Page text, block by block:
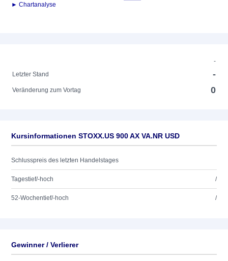
► Chartanalyse
-
Letzter Stand
-
Veränderung zum Vortag 0
Kursinformationen STOXX.US 900 AX VA.NR USD
Schlusspreis des letzten Handelstages
Tagestief/-hoch /
52-Wochentief/-hoch /
Gewinner / Verlierer